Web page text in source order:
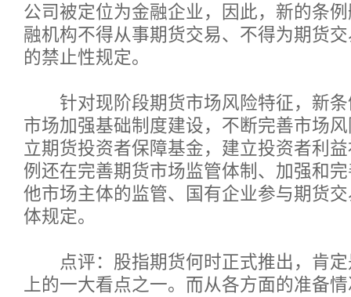
公司被定位为金融企业，因此，新的条
融机构不得从事期货交易、不得为期货
的禁止性规定。
针对现阶段期货市场风险特征，新条
市场加强基础制度建设，不断完善市场
立期货投资者保障基金，建立投资者利
例还在完善期货市场监管体制、加强和
他市场主体的监管、国有企业参与期货
体规定。
点评：股指期货何时正式推出，肯定
上的一大看点之一。而从各方面的准备